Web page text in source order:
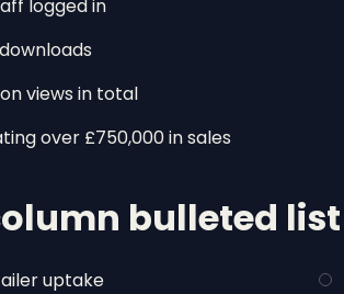
logged in
views in total
over £750,000 in sales
bulleted list
uptake